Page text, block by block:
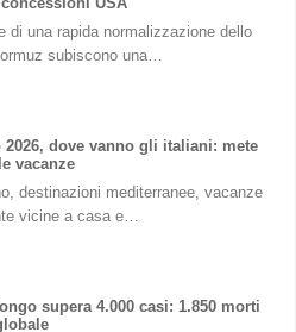
di una rapida normalizzazione dello
subiscono una…
2026, dove vanno gli italiani: mete
vacanze
destinazioni mediterranee, vacanze
vicine a casa e…
supera 4.000 casi: 1.850 morti